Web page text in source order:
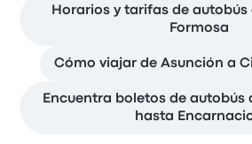
Horarios y tarifas de autobús
Formosa
Cómo viajar de Asunción a
Encuentra boletos de autobús
hasta